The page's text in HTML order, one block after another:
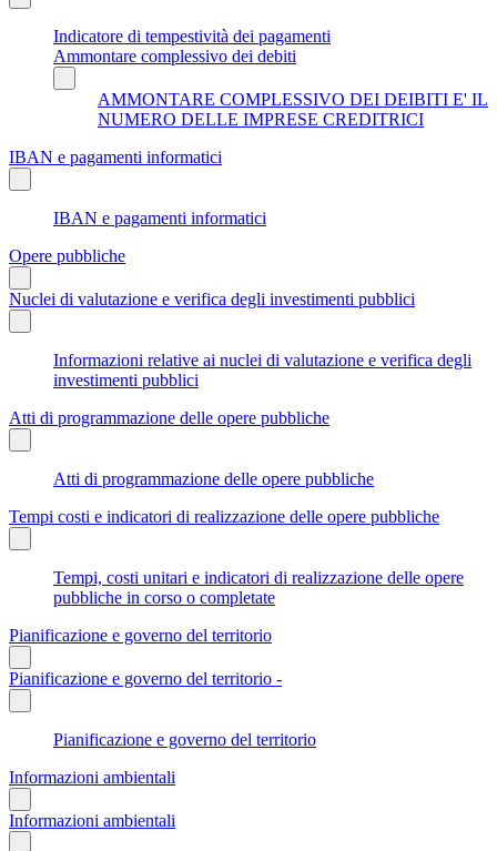
Indicatore di tempestività dei pagamenti
Ammontare complessivo dei debiti
AMMONTARE COMPLESSIVO DEI DEIBITI E' IL
NUMERO DELLE IMPRESE CREDITRICI
IBAN e pagamenti informatici
IBAN e pagamenti informatici
Opere pubbliche
Nuclei di valutazione e verifica degli investimenti pubblici
Informazioni relative ai nuclei di valutazione e verifica degli
investimenti pubblici
Atti di programmazione delle opere pubbliche
Atti di programmazione delle opere pubbliche
Tempi costi e indicatori di realizzazione delle opere pubbliche
Tempi, costi unitari e indicatori di realizzazione delle opere
pubbliche in corso o completate
Pianificazione e governo del territorio
Pianificazione e governo del territorio -
Pianificazione e governo del territorio
Informazioni ambientali
Informazioni ambientali